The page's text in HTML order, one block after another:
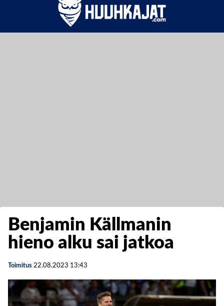
Benjamin Källmanin
hieno alku sai jatkoa
Toimitus 22.08.2023 13:43